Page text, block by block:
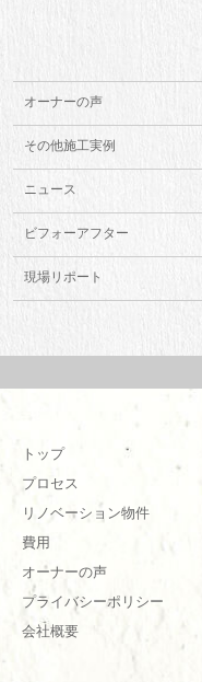
オーナーの声
その他施工実例
ニュース
ビフォーアフター
現場リポート
トップ
プロセス
リノベーション物件
費用
オーナーの声
プライバシーポリシー
会社概要